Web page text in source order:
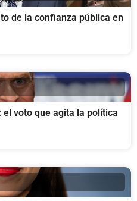
de la confianza pública en
el voto que agita la política